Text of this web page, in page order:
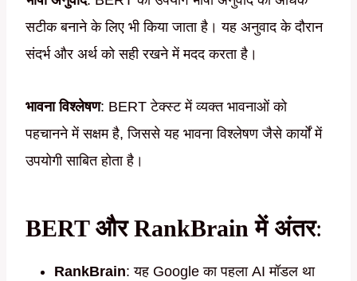
सटीक बनाने के लिए भी किया जाता है। यह अनुवाद के दौरान
संदर्भ और अर्थ को सही रखने में मदद करता है।
भावना विश्लेषण: BERT टेक्स्ट में व्यक्त भावनाओं को
पहचानने में सक्षम है, जिससे यह भावना विश्लेषण जैसे कार्यों में
उपयोगी साबित होता है।
BERT और RankBrain में अंतर:
RankBrain: यह Google का पहला AI मॉडल था